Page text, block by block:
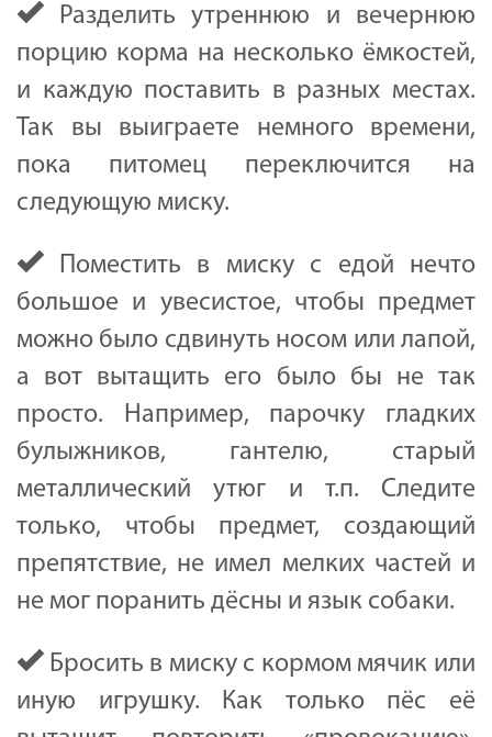
Разделить утреннюю и вечернюю
порцию корма на несколько ёмкостей,
и каждую поставить в разных местах.
Так вы выиграете немного времени,
пока питомец переключится на
следующую миску.
Поместить в миску с едой нечто
большое и увесистое, чтобы предмет
можно было сдвинуть носом или лапой,
а вот вытащить его было бы не так
просто. Например, парочку гладких
булыжников, гантелю, старый
металлический утюг и т.п. Следите
только, чтобы предмет, создающий
препятствие, не имел мелких частей и
не мог поранить дёсны и язык собаки.
Бросить в миску с кормом мячик или
иную игрушку. Как только пёс её